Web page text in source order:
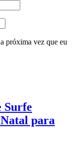
próxima vez que eu
Surfe
para